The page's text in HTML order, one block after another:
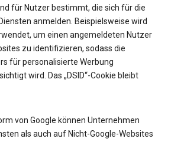
für Nutzer bestimmt, die sich für die
anmelden. Beispielsweise wird
um einen angemeldeten Nutzer
zu identifizieren, sodass die
für personalisierte Werbung
wird. Das „DSID“-Cookie bleibt
von Google können Unternehmen
als auch auf Nicht-Google-Websites